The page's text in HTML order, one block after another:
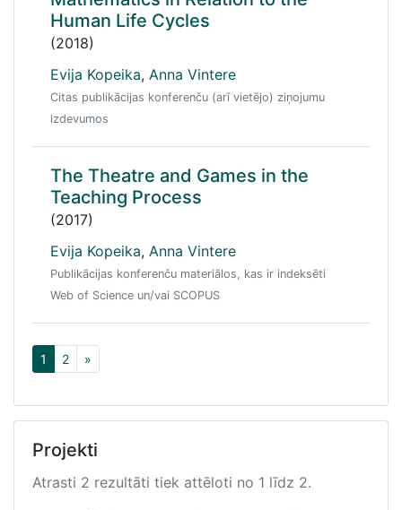
Human Life Cycles
(2018)
Evija Kopeika, Anna Vintere
Citas publikācijas konferenču (arī vietējo) ziņojumu
izdevumos
The Theatre and Games in the
Teaching Process
(2017)
Evija Kopeika, Anna Vintere
Publikācijas konferenču materiālos, kas ir indeksēti
Web of Science un/vai SCOPUS
1 2 »
Projekti
Atrasti 2 rezultāti tiek attēloti no 1 līdz 2.